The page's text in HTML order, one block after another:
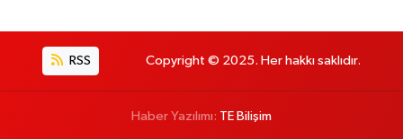
RSS Copyright © 2025. Her hakkı saklıdır.
Haber Yazılımı: TE Bilişim